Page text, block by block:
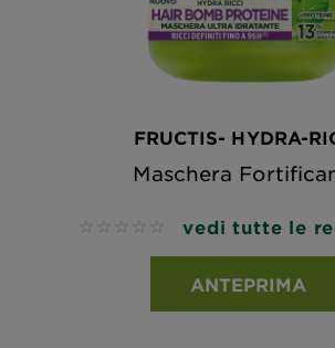
FRUCTIS- HYDRA-
Maschera
No reviews vedi tutte le
ANTEPRIMA